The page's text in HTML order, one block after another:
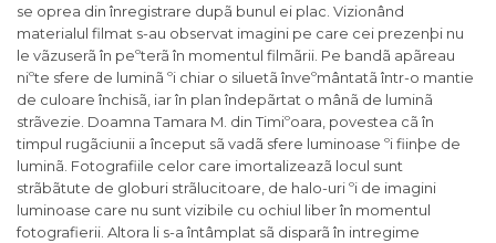
se oprea din înregistrare dupã bunul ei plac. Vizionând
materialul filmat s-au observat imagini pe care cei prezenþi nu
le vãzuserã în peºterã în momentul filmãrii. Pe bandã apãreau
niºte sfere de luminã ºi chiar o siluetã înveºmântatã într-o mantie
de culoare închisã, iar în plan îndepãrtat o mânã de luminã
strãvezie. Doamna Tamara M. din Timiºoara, povestea cã în
timpul rugãciunii a început sã vadã sfere luminoase ºi fiinþe de
luminã. Fotografiile celor care imortalizeazã locul sunt
strãbãtute de globuri strãlucitoare, de halo-uri ºi de imagini
luminoase care nu sunt vizibile cu ochiul liber în momentul
fotografierii. Altora li s-a întâmplat sã disparã în intregime